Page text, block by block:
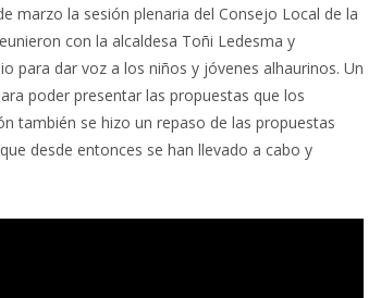
marzo la sesión plenaria del Consejo Local de la
con la alcaldesa Toñi Ledesma y
para dar voz a los niños y jóvenes alhaurinos. Un
poder presentar las propuestas que los
también se hizo un repaso de las propuestas
desde entonces se han llevado a cabo y